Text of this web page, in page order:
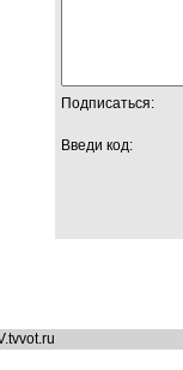
Подписаться:
Введи код: